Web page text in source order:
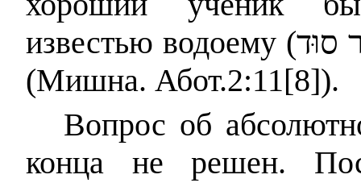
известью водоему סוּד)
(Мишна. Абот.2:11[8]).
Вопрос об
конца не решен.